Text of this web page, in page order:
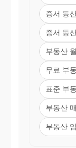
증서 동
증서 동
부동산
무료 부
표준 부
부동산
부동산